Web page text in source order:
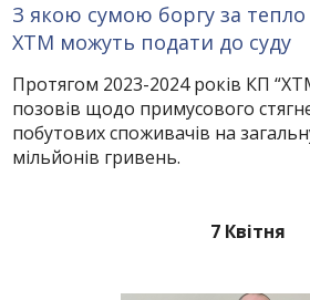
З якою сумою боргу за тепло
ХТМ можуть подати до суду
Протягом 2023-2024 років КП
позовів щодо примусового
побутових споживачів на
мільйонів гривень.
7 Квітня